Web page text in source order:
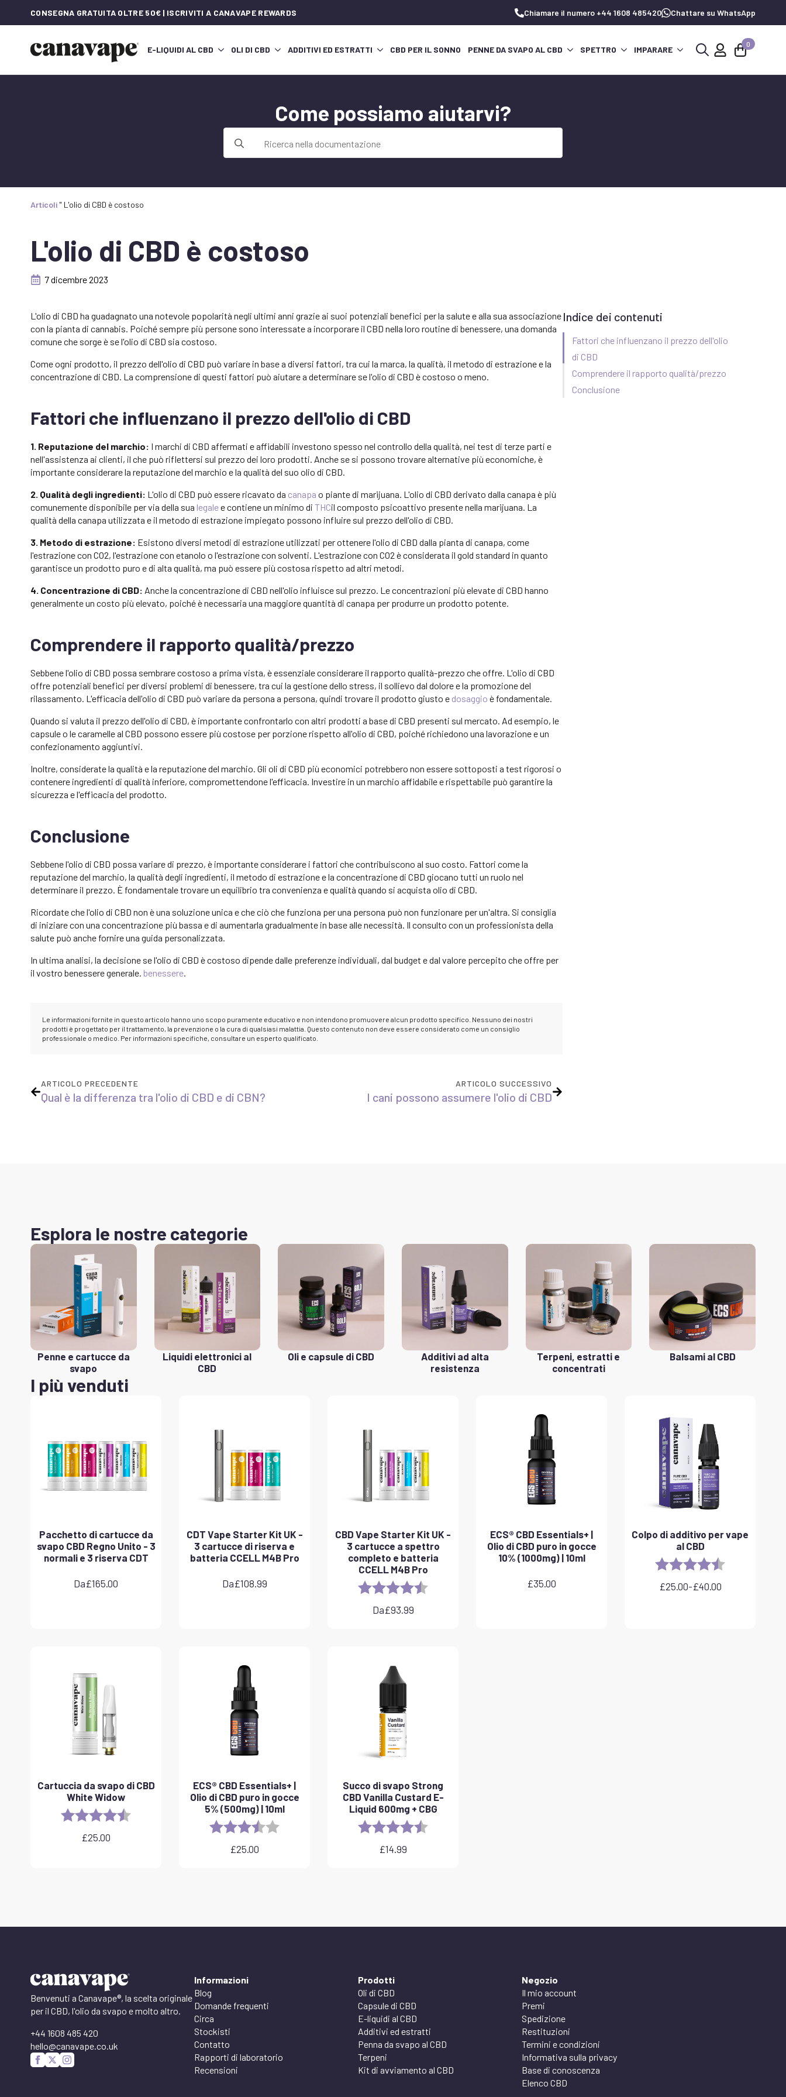
CONSEGNA GRATUITA OLTRE 50€ | ISCRIVITI A CANAVAPE REWARDS Chiamare il numero +44 1608 485420 Chattare su WhatsApp
E-LIQUIDI AL CBD OLI DI CBD ADDITIVI ED ESTRATTI CBD PER IL SONNO PENNE DA SVAPO AL CBD SPETTRO IMPARARE
0
Come possiamo aiutarvi?
per:
Articoli " L'olio di CBD è costoso
L'olio di CBD è costoso
7 dicembre 2023
L'olio di CBD ha guadagnato una notevole popolarità negli ultimi anni grazie ai suoi potenziali benefici per la salute e alla sua associazione
con la pianta di cannabis. Poiché sempre più persone sono interessate a incorporare il CBD nella loro routine di benessere, una domanda
comune che sorge è se l'olio di CBD sia costoso.
Come ogni prodotto, il prezzo dell'olio di CBD può variare in base a diversi fattori, tra cui la marca, la qualità, il metodo di estrazione e la
concentrazione di CBD. La comprensione di questi fattori può aiutare a determinare se l'olio di CBD è costoso o meno.
Fattori che influenzano il prezzo dell'olio di CBD
1. Reputazione del marchio: I marchi di CBD affermati e affidabili investono spesso nel controllo della qualità, nei test di terze parti e
nell'assistenza ai clienti, il che può riflettersi sul prezzo dei loro prodotti. Anche se si possono trovare alternative più economiche, è
importante considerare la reputazione del marchio e la qualità del suo olio di CBD.
2. Qualità degli ingredienti: L'olio di CBD può essere ricavato da canapa o piante di marijuana. L'olio di CBD derivato dalla canapa è più
comunemente disponibile per via della sua legalee contiene un minimo di THCil composto psicoattivo presente nella marijuana. La
qualità della canapa utilizzata e il metodo di estrazione impiegato possono influire sul prezzo dell'olio di CBD.
3. Metodo di estrazione: Esistono diversi metodi di estrazione utilizzati per ottenere l'olio di CBD dalla pianta di canapa, come
l'estrazione con CO2, l'estrazione con etanolo o l'estrazione con solventi. L'estrazione con CO2 è considerata il gold standard in quanto
garantisce un prodotto puro e di alta qualità, ma può essere più costosa rispetto ad altri metodi.
4. Concentrazione di CBD: Anche la concentrazione di CBD nell'olio influisce sul prezzo. Le concentrazioni più elevate di CBD hanno
generalmente un costo più elevato, poiché è necessaria una maggiore quantità di canapa per produrre un prodotto potente.
Comprendere il rapporto qualità/prezzo
Sebbene l'olio di CBD possa sembrare costoso a prima vista, è essenziale considerare il rapporto qualità-prezzo che offre. L'olio di CBD
offre potenziali benefici per diversi problemi di benessere, tra cui la gestione dello stress, il sollievo dal dolore e la promozione del
rilassamento. L'efficacia dell'olio di CBD può variare da persona a persona, quindi trovare il prodotto giusto e dosaggio è fondamentale.
Quando si valuta il prezzo dell'olio di CBD, è importante confrontarlo con altri prodotti a base di CBD presenti sul mercato. Ad esempio, le
capsule o le caramelle al CBD possono essere più costose per porzione rispetto all'olio di CBD, poiché richiedono una lavorazione e un
confezionamento aggiuntivi.
Inoltre, considerate la qualità e la reputazione del marchio. Gli oli di CBD più economici potrebbero non essere sottoposti a test rigorosi o
contenere ingredienti di qualità inferiore, compromettendone l'efficacia. Investire in un marchio affidabile e rispettabile può garantire la
sicurezza e l'efficacia del prodotto.
Conclusione
Sebbene l'olio di CBD possa variare di prezzo, è importante considerare i fattori che contribuiscono al suo costo. Fattori come la
reputazione del marchio, la qualità degli ingredienti, il metodo di estrazione e la concentrazione di CBD giocano tutti un ruolo nel
determinare il prezzo. È fondamentale trovare un equilibrio tra convenienza e qualità quando si acquista olio di CBD.
Ricordate che l'olio di CBD non è una soluzione unica e che ciò che funziona per una persona può non funzionare per un'altra. Si consiglia
di iniziare con una concentrazione più bassa e di aumentarla gradualmente in base alle necessità. Il consulto con un professionista della
salute può anche fornire una guida personalizzata.
In ultima analisi, la decisione se l'olio di CBD è costoso dipende dalle preferenze individuali, dal budget e dal valore percepito che offre per
il vostro benessere generale. benessere.
Le informazioni fornite in questo articolo hanno uno scopo puramente educativo e non intendono promuovere alcun prodotto specifico. Nessuno dei nostri
prodotti è progettato per il trattamento, la prevenzione o la cura di qualsiasi malattia. Questo contenuto non deve essere considerato come un consiglio
professionale o medico. Per informazioni specifiche, consultare un esperto qualificato.
ARTICOLO PRECEDENTE
Qual è la differenza tra l'olio di CBD e di CBN?
ARTICOLO SUCCESSIVO
I cani possono assumere l'olio di CBD
Indice dei contenuti
Fattori che influenzano il prezzo dell'olio
di CBD
Comprendere il rapporto qualità/prezzo
Conclusione
Esplora le nostre categorie
Penne e cartucce da
svapo
Liquidi elettronici al
CBD
Oli e capsule di CBD
Additivi ad alta
resistenza
Terpeni, estratti e
concentrati
Balsami al CBD
I più venduti
Pacchetto di cartucce da
svapo CBD Regno Unito - 3
normali e 3 riserva CDT
Da£165.00
CDT Vape Starter Kit UK -
3 cartucce di riserva e
batteria CCELL M4B Pro
Da£108.99
CBD Vape Starter Kit UK -
3 cartucce a spettro
completo e batteria
CCELL M4B Pro
Rating:
Da£93.99
ECS® CBD Essentials+ |
Olio di CBD puro in gocce
10% (1000mg) | 10ml
£35.00
Colpo di additivo per vape
al CBD
Rating:
£25.00-£40.00
Fascia
Cartuccia da svapo di CBD
White Widow
Rating:
£25.00
ECS® CBD Essentials+ |
Olio di CBD puro in gocce
5% (500mg) | 10ml
Rating:
£25.00
Succo di svapo Strong
CBD Vanilla Custard E-
Liquid 600mg + CBG
Rating:
£14.99
Benvenuti a Canavape®, la scelta originale
per il CBD, l'olio da svapo e molto altro.
+44 1608 485 420
hello@canavape.co.uk
Informazioni
Blog
Domande frequenti
Circa
Stockisti
Contatto
Rapporti di laboratorio
Recensioni
Prodotti
Oli di CBD
Capsule di CBD
E-liquidi al CBD
Additivi ed estratti
Penna da svapo al CBD
Terpeni
Kit di avviamento al CBD
Negozio
Il mio account
Premi
Spedizione
Restituzioni
Termini e condizioni
Informativa sulla privacy
Base di conoscenza
Elenco CBD